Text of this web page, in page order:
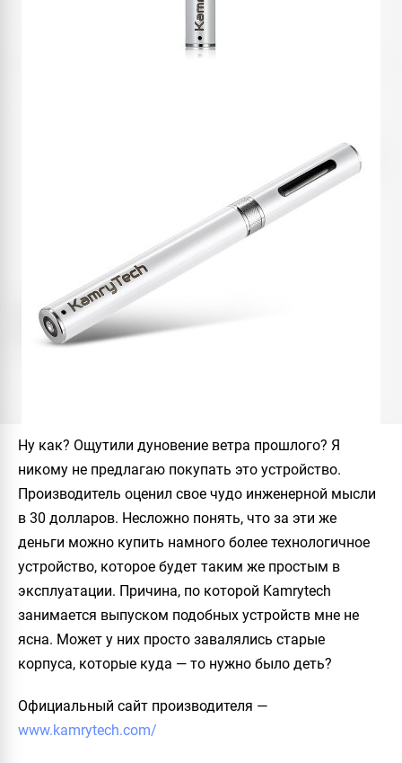
Ну как? Ощутили дуновение ветра прошлого? Я
никому не предлагаю покупать это устройство.
Производитель оценил свое чудо инженерной мысли
в 30 долларов. Несложно понять, что за эти же
деньги можно купить намного более технологичное
устройство, которое будет таким же простым в
эксплуатации. Причина, по которой Kamrytech
занимается выпуском подобных устройств мне не
ясна. Может у них просто завалялись старые
корпуса, которые куда — то нужно было деть?
Официальный сайт производителя —
www.kamrytech.com/